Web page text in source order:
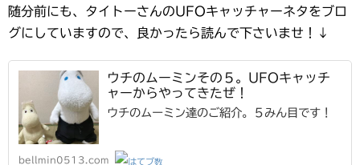
随分前にも、タイトーさんのUFOキャッチャーネタをブロ
グにしていますので、良かったら読んで下さいませ！↓
ウチのムーミンその５。UFOキャッチ
ャーからやってきたぜ！
ウチのムーミン達のご紹介。５みん目です！
bellmin0513.com